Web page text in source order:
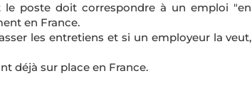
le poste doit correspondre à un emploi "en
en France.
les entretiens et si un employeur la veut,
déjà sur place en France.